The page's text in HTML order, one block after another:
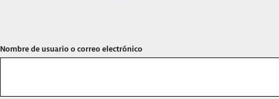
Nombre de usuario o correo electrónico